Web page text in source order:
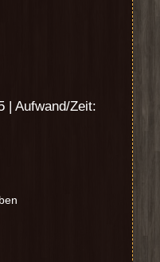
| Aufwand/Zeit: